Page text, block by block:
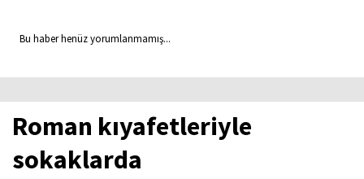
Bu haber henüz yorumlanmamış...
Roman kıyafetleriyle
sokaklarda